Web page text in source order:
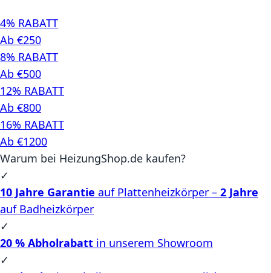
4% RABATT
Ab €250
8% RABATT
Ab €500
12% RABATT
Ab €800
16% RABATT
Ab €1200
Warum bei HeizungShop.de kaufen?
✓
10 Jahre Garantie auf Plattenheizkörper – 2 Jahre
auf Badheizkörper
✓
20 % Abholrabatt in unserem Showroom
✓